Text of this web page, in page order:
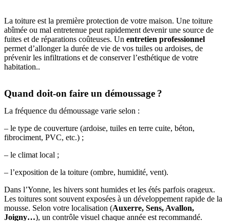
La toiture est la première protection de votre maison. Une toiture
abîmée ou mal entretenue peut rapidement devenir une source de
fuites et de réparations coûteuses. Un entretien professionnel
permet d’allonger la durée de vie de vos tuiles ou ardoises, de
prévenir les infiltrations et de conserver l’esthétique de votre
habitation..
Quand doit-on faire un démoussage ?
La fréquence du démoussage varie selon :
– le type de couverture (ardoise, tuiles en terre cuite, béton,
fibrociment, PVC, etc.) ;
– le climat local ;
– l’exposition de la toiture (ombre, humidité, vent).
Dans l’Yonne, les hivers sont humides et les étés parfois orageux.
Les toitures sont souvent exposées à un développement rapide de la
mousse. Selon votre localisation (Auxerre, Sens, Avallon,
Joigny…), un contrôle visuel chaque année est recommandé.